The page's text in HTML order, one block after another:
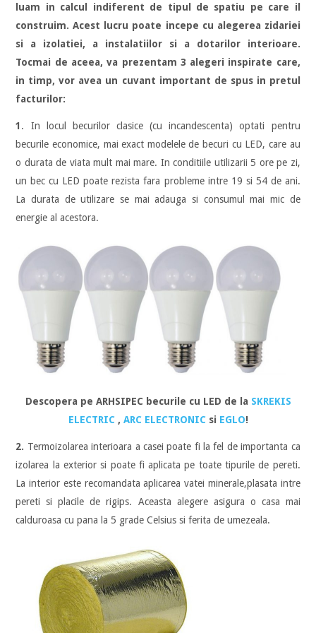
luam in calcul indiferent de tipul de spatiu pe care il
construim. Acest lucru poate incepe cu alegerea zidariei
si a izolatiei, a instalatiilor si a dotarilor interioare.
Tocmai de aceea, va prezentam 3 alegeri inspirate care,
in timp, vor avea un cuvant important de spus in pretul
facturilor:
1 . In locul becurilor clasice (cu incandescenta) optati pentru
becurile economice, mai exact modelele de becuri cu LED, care au
o durata de viata mult mai mare. In conditiile utilizarii 5 ore pe zi,
un bec cu LED poate rezista fara probleme intre 19 si 54 de ani.
La durata de utilizare se mai adauga si consumul mai mic de
energie al acestora.
Descopera pe ARHSIPEC becurile cu LED de la SKREKIS
ELECTRIC , ARC ELECTRONICsi EGLO!
2. Termoizolarea interioara a casei poate fi la fel de importanta ca
izolarea la exterior si poate fi aplicata pe toate tipurile de pereti.
La interior este recomandata aplicarea vatei minerale,plasata intre
pereti si placile de rigips. Aceasta alegere asigura o casa mai
calduroasa cu pana la 5 grade Celsius si ferita de umezeala.